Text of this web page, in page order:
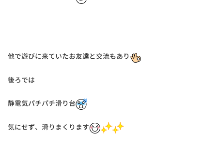
他で遊びに来ていたお友達と交流もあり
後ろでは
静電気パチパチ滑り台
気にせず、滑りまくります